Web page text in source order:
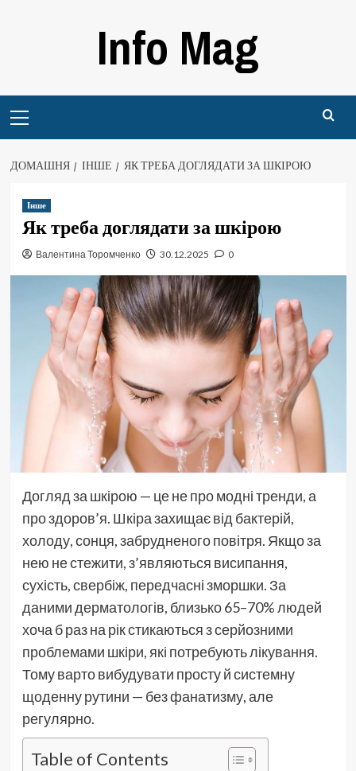
Info Mag
Menu
ДОМАШНЯ ІНШЕ ЯК ТРЕБА ДОГЛЯДАТИ ЗА ШКІРОЮ
Інше
Як треба доглядати за шкірою
Валентина Торомченко 30.12.2025 0
Догляд за шкірою — це не про модні тренди, а
про здоров’я. Шкіра захищає від бактерій,
холоду, сонця, забрудненого повітря. Якщо за
нею не стежити, з’являються висипання,
сухість, свербіж, передчасні зморшки. За
даними дерматологів, близько 65–70% людей
хоча б раз на рік стикаються з серйозними
проблемами шкіри, які потребують лікування.
Тому варто вибудувати просту й системну
щоденну рутини — без фанатизму, але
регулярно.
Table of Contents